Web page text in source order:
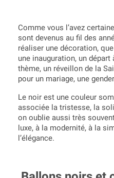
Comme vous l’avez
sont devenus au fil des
réaliser une décoration,
une inauguration, un
thème, un réveillon de la
pour un mariage, une
Le noir est une couleur
associée la tristesse, la
on oublie aussi très
luxe, à la modernité, à la
l’élégance.